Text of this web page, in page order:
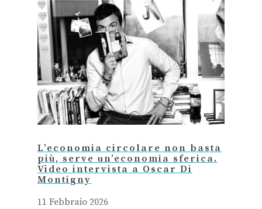
L’economia circolare non basta
più, serve un’economia sferica.
Video intervista a Oscar Di
Montigny
11 Febbraio 2026